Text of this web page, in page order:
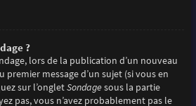
?
lors de la publication d’un nouveau
message d’un sujet (si vous en
sur l’ongletSondagesous la partie
pas, vous n’avez probablement pas le